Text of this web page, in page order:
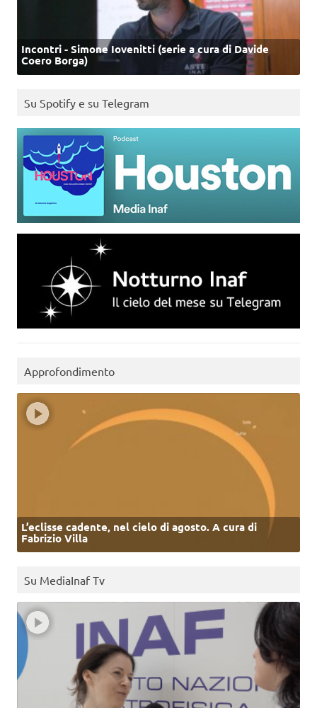
Incontri - Simone Iovenitti (serie a cura di Davide
Coero Borga)
Su Spotify e su Telegram
Approfondimento
L’eclisse cadente, nel cielo di agosto. A cura di
Fabrizio Villa
Su MediaInaf Tv